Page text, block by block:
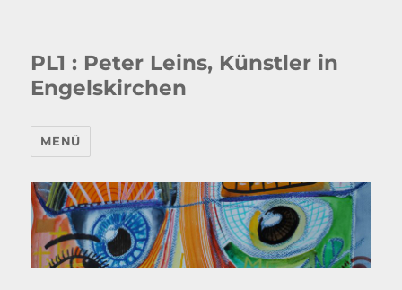
PL1 : Peter Leins, Künstler in
Engelskirchen
MENÜ